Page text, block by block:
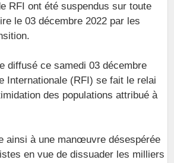
RFI ont été suspendus sur toute
le 03 décembre 2022 par les
diffusé ce samedi 03 décembre
Internationale (RFI) se fait le relai
des populations attribué à
ainsi à une manœuvre désespérée
en vue de dissuader les milliers